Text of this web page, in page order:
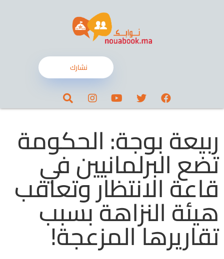
نشارك
ربيعة بوجة: الحكومة
تضع البرلمانيين في
قاعة الانتظار وتعاقب
هيئة النزاهة بسبب
تقاريرها المزعجة!